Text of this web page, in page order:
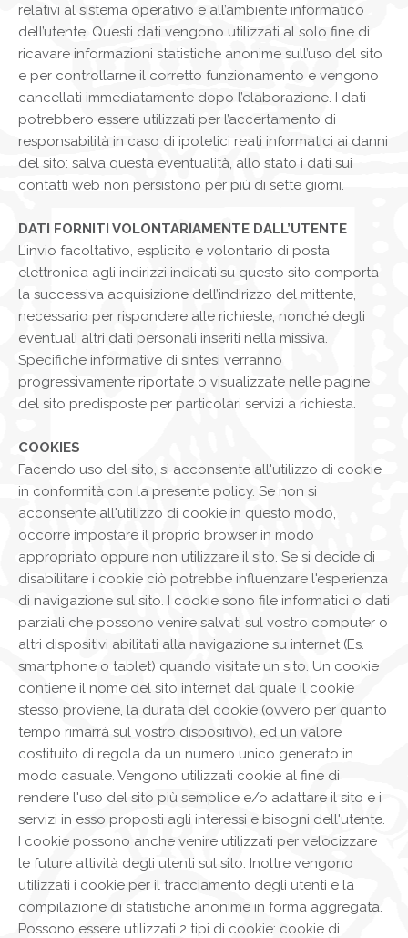
relativi al sistema operativo e all’ambiente informatico
dell’utente. Questi dati vengono utilizzati al solo fine di
ricavare informazioni statistiche anonime sull’uso del sito
e per controllarne il corretto funzionamento e vengono
cancellati immediatamente dopo l’elaborazione. I dati
potrebbero essere utilizzati per l’accertamento di
responsabilità in caso di ipotetici reati informatici ai danni
del sito: salva questa eventualità, allo stato i dati sui
contatti web non persistono per più di sette giorni.
DATI FORNITI VOLONTARIAMENTE DALL’UTENTE
L’invio facoltativo, esplicito e volontario di posta
elettronica agli indirizzi indicati su questo sito comporta
la successiva acquisizione dell’indirizzo del mittente,
necessario per rispondere alle richieste, nonché degli
eventuali altri dati personali inseriti nella missiva.
Specifiche informative di sintesi verranno
progressivamente riportate o visualizzate nelle pagine
del sito predisposte per particolari servizi a richiesta.
COOKIES
Facendo uso del sito, si acconsente all'utilizzo di cookie
in conformità con la presente policy. Se non si
acconsente all'utilizzo di cookie in questo modo,
occorre impostare il proprio browser in modo
appropriato oppure non utilizzare il sito. Se si decide di
disabilitare i cookie ciò potrebbe influenzare l'esperienza
di navigazione sul sito. I cookie sono file informatici o dati
parziali che possono venire salvati sul vostro computer o
altri dispositivi abilitati alla navigazione su internet (Es.
smartphone o tablet) quando visitate un sito. Un cookie
contiene il nome del sito internet dal quale il cookie
stesso proviene, la durata del cookie (ovvero per quanto
tempo rimarrà sul vostro dispositivo), ed un valore
costituito di regola da un numero unico generato in
modo casuale. Vengono utilizzati cookie al fine di
rendere l'uso del sito più semplice e/o adattare il sito e i
servizi in esso proposti agli interessi e bisogni dell'utente.
I cookie possono anche venire utilizzati per velocizzare
le future attività degli utenti sul sito. Inoltre vengono
utilizzati i cookie per il tracciamento degli utenti e la
compilazione di statistiche anonime in forma aggregata.
Possono essere utilizzati 2 tipi di cookie: cookie di